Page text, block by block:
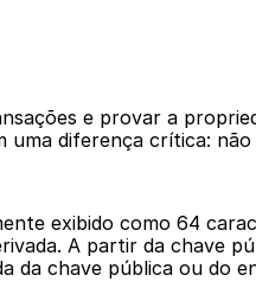
e provar a
diferença crítica: não
exibido como 64
A partir da chave
da chave pública ou do